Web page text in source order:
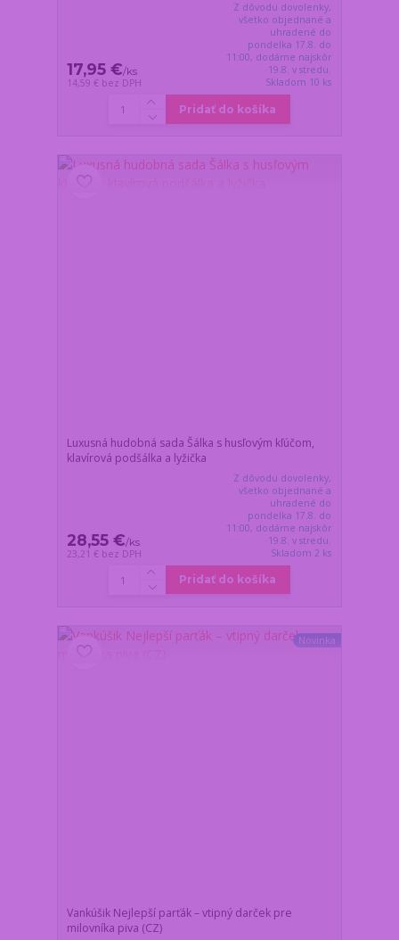
17,95 €/ks
14,59 € bez DPH
Z dôvodu dovolenky,
všetko objednané a
uhradené do
pondelka 17.8. do
11:00, dodáme najskôr
19.8. v stredu.
Skladom 10 ks
Pridať do košíka
Luxusná hudobná sada Šálka s husľovým kľúčom,
klavírová podšálka a lyžička
28,55 €/ks
23,21 € bez DPH
Z dôvodu dovolenky,
všetko objednané a
uhradené do
pondelka 17.8. do
11:00, dodáme najskôr
19.8. v stredu.
Skladom 2 ks
Pridať do košíka
Novinka
Vankúšik Nejlepší parťák – vtipný darček pre
milovníka piva (CZ)